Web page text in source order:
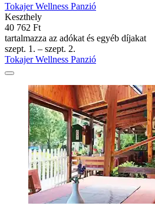
Tokajer Wellness Panzió
Keszthely
40 762 Ft
tartalmazza az adókat és egyéb díjakat
szept. 1. – szept. 2.
Tokajer Wellness Panzió